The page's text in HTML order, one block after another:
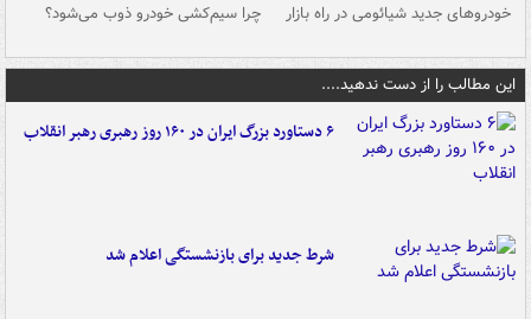
خودروهای جدید شیائومی در راه بازار چرا سیم‌کشی خودرو ذوب می‌شود؟
این مطالب را از دست ندهید....
۶ دستاورد بزرگ ایران در ۱۶۰ روز رهبری رهبر انقلاب
شرط جدید برای بازنشستگی اعلام شد